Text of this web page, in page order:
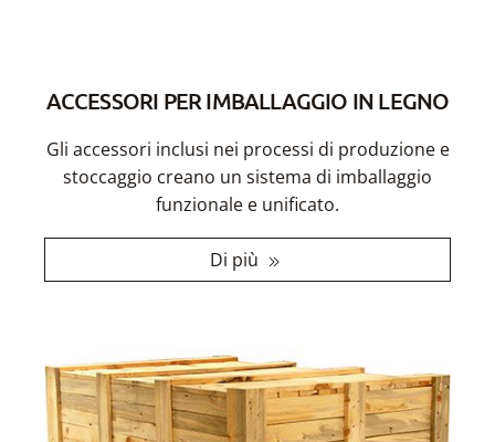
ACCESSORI PER IMBALLAGGIO IN LEGNO
Gli accessori inclusi nei processi di produzione e
stoccaggio creano un sistema di imballaggio
funzionale e unificato.
Di più